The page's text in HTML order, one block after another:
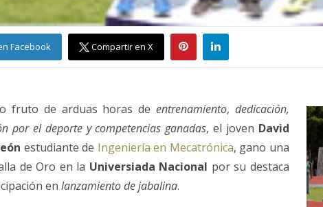
Facebook Compartir en X
fruto de arduas horas deentrenamiento,dedicación,
por el deporte y competencias ganadas, el joven David
estudiante de Ingeniería en Mecatrónica, gano una
de Oro en la Universiada Nacional por su destaca
en lanzamiento de jabalina.